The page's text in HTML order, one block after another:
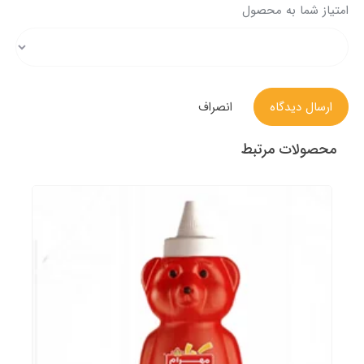
امتیاز شما به محصول
ارسال دیدگاه انصراف
محصولات مرتبط